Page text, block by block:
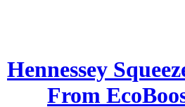
Hennessey
From